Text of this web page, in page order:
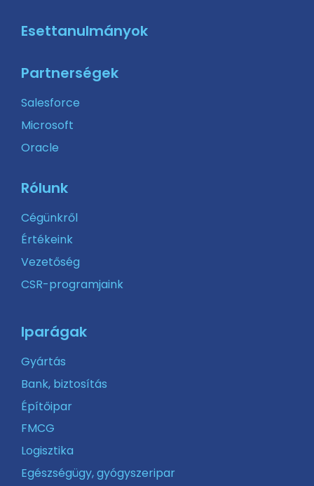
Esettanulmányok
Partnerségek
Salesforce
Microsoft
Oracle
Rólunk
Cégünkről
Értékeink
Vezetőség
CSR-programjaink
Iparágak
Gyártás
Bank, biztosítás
Építőipar
FMCG
Logisztika
Egészségügy, gyógyszeripar